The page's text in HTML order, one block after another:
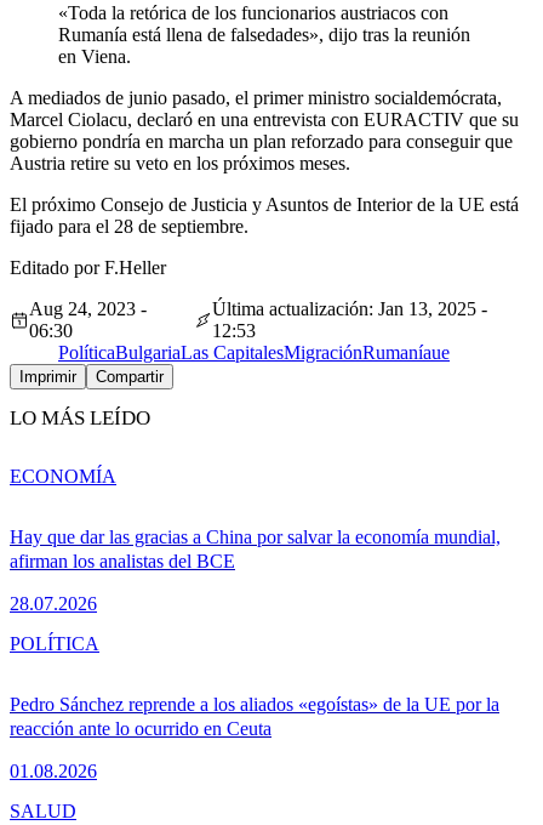
«Toda la retórica de los funcionarios austriacos con
Rumanía está llena de falsedades», dijo tras la reunión
en Viena.
A mediados de junio pasado, el primer ministro socialdemócrata,
Marcel Ciolacu, declaró en una entrevista con EURACTIV que su
gobierno pondría en marcha un plan reforzado para conseguir que
Austria retire su veto en los próximos meses.
El próximo Consejo de Justicia y Asuntos de Interior de la UE está
fijado para el 28 de septiembre.
Editado por F.Heller
Aug 24, 2023 -
06:30
Última actualización: Jan 13, 2025 -
12:53
PolíticaBulgariaLas CapitalesMigraciónRumaníaue
Imprimir Compartir
LO MÁS LEÍDO
Hay que dar las gracias a China por salvar la economía mundial,
afirman los analistas del BCE
28.07.2026
ECONOMÍA
Pedro Sánchez reprende a los aliados «egoístas» de la UE por la
reacción ante lo ocurrido en Ceuta
01.08.2026
POLÍTICA
SALUD